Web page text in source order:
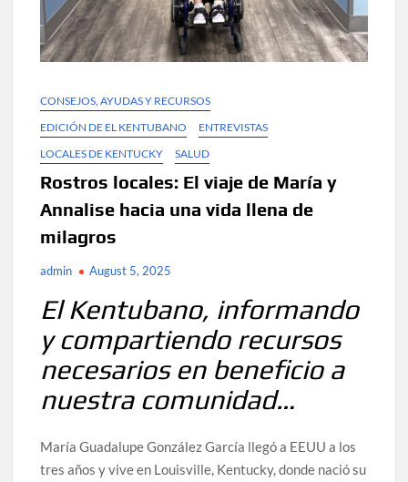
CONSEJOS, AYUDAS Y RECURSOS
EDICIÓN DE EL KENTUBANO
ENTREVISTAS
LOCALES DE KENTUCKY
SALUD
Rostros locales: El viaje de María y
Annalise hacia una vida llena de
milagros
admin August 5, 2025
El Kentubano, informando
y compartiendo recursos
necesarios en beneficio a
nuestra comunidad…
María Guadalupe González García llegó a EEUU a los
tres años y vive en Louisville, Kentucky, donde nació su